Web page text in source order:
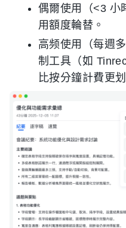
偶爾使用（<3 小
用額度輪替。
高频使用（每週
制工具（如
比按分鐘計費更划